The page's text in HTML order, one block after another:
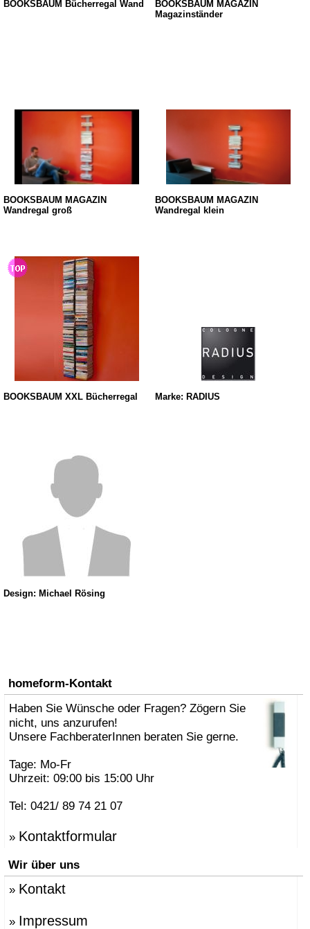
BOOKSBAUM Bücherregal Wand
BOOKSBAUM MAGAZIN
Magazinständer
BOOKSBAUM MAGAZIN
Wandregal groß
BOOKSBAUM MAGAZIN
Wandregal klein
BOOKSBAUM XXL Bücherregal Marke: RADIUS
Design: Michael Rösing
homeform-Kontakt
Haben Sie Wünsche oder Fragen? Zögern Sie
nicht, uns anzurufen!
Unsere FachberaterInnen beraten Sie gerne.
Tage: Mo-Fr
Uhrzeit: 09:00 bis 15:00 Uhr
Tel: 0421/ 89 74 21 07
» Kontaktformular
Wir über uns
» Kontakt
» Impressum